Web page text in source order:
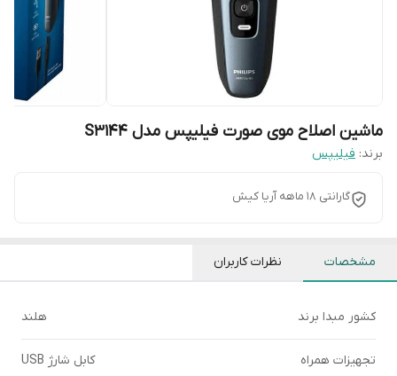
ماشین اصلاح موی صورت فیلیپس مدل S3144
برند: فیلیپس
گارانتی 18 ماهه آریا کیش
مشخصات نظرات کاربران
کشور مبدا برند هلند
تجهیزات همراه کابل شارژ USB